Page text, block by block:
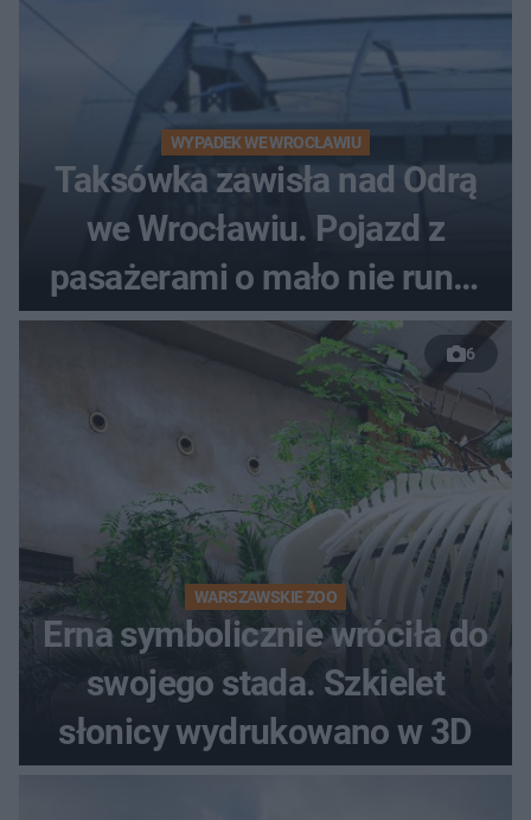
WYPADEK WE WROCŁAWIU
Taksówka zawisła nad Odrą
we Wrocławiu. Pojazd z
pasażerami o mało nie runął
do rzeki
6
WARSZAWSKIE ZOO
Erna symbolicznie wróciła do
swojego stada. Szkielet
słonicy wydrukowano w 3D